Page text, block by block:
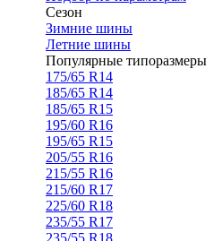
Сезон
Зимние шины
Летние шины
Популярные типоразмеры
175/65 R14
185/65 R14
185/65 R15
195/60 R16
195/65 R15
205/55 R16
215/55 R16
215/60 R17
225/60 R18
235/55 R17
235/55 R18